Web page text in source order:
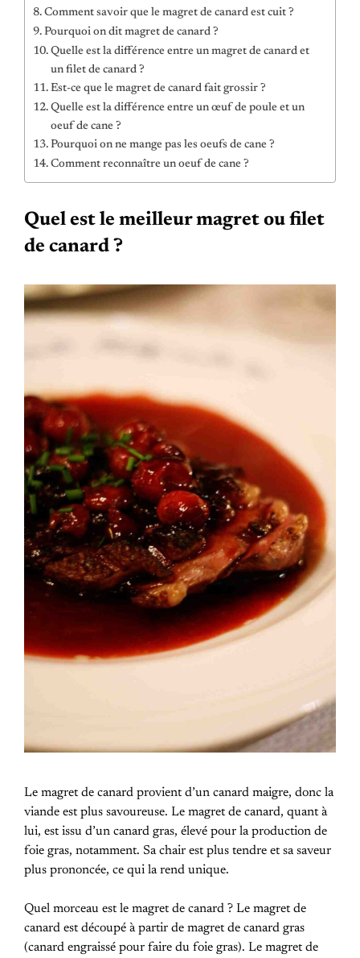
Comment savoir que le magret de canard est cuit ?
Pourquoi on dit magret de canard ?
Quelle est la différence entre un magret de canard et
un filet de canard ?
Est-ce que le magret de canard fait grossir ?
Quelle est la différence entre un œuf de poule et un
oeuf de cane ?
Pourquoi on ne mange pas les oeufs de cane ?
Comment reconnaître un oeuf de cane ?
Quel est le meilleur magret ou filet
de canard ?
Le magret de canard provient d’un canard maigre, donc la
viande est plus savoureuse. Le magret de canard, quant à
lui, est issu d’un canard gras, élevé pour la production de
foie gras, notamment. Sa chair est plus tendre et sa saveur
plus prononcée, ce qui la rend unique.
Quel morceau est le magret de canard ? Le magret de
canard est découpé à partir de magret de canard gras
(canard engraissé pour faire du foie gras). Le magret de